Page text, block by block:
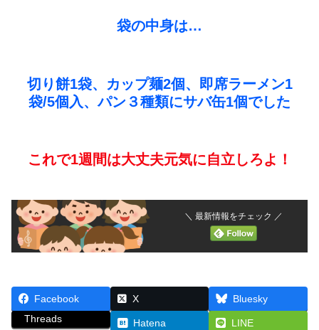
袋の中身は…
切り餅1袋、カップ麺2個、即席ラーメン1
袋/5個入、パン３種類にサバ缶1個でした
これで1週間は大丈夫元気に自立しろよ！
＼ 最新情報をチェック ／
Facebook X
Bluesky
Threads
Hatena LINE